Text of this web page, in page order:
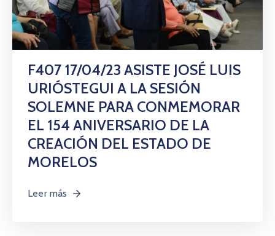
F407 17/04/23 ASISTE JOSÉ LUIS
URIÓSTEGUI A LA SESIÓN
SOLEMNE PARA CONMEMORAR
EL 154 ANIVERSARIO DE LA
CREACIÓN DEL ESTADO DE
MORELOS
Leer más